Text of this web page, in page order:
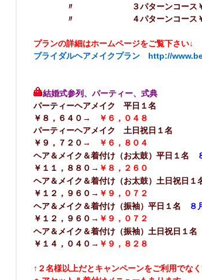
〃 ３パターンコース￥１
〃 ４パターンコース￥１
プランの詳細はホームページをご覧下さい↓
ブライダルヘアメイクプラン http://
結婚式参列、パーティー、式典
パーティーヘアメイク 平日１名
￥８，６４０→
￥６，０４８
パーティーヘアメイク 土日祝日１名
￥９，７２０→
￥６，８０４
ヘア＆メイク＆着付け（お太鼓）平日１名
￥１１，８８０→ ￥８，２６０
ヘア＆メイク＆着付け（お太鼓）土日祝日
￥１２，９６０→ ￥９，０７２
ヘア＆メイク＆着付け（振袖）平日１名
８
￥１２，９６０→ ￥９，０７２
ヘア＆メイク＆着付け（振袖）土日祝日１名
￥１４，０４０→ ￥９，８２８
↑２名様以上だとキャンペーンをご利用でな